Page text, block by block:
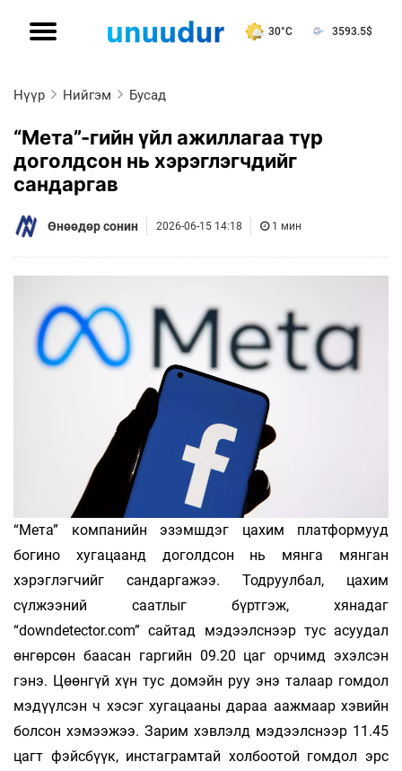
30°C 3593.5$
Нүүр Нийгэм Бусад
“Мета”-гийн үйл ажиллагаа түр
доголдсон нь хэрэглэгчдийг
сандаргав
Өнөөдөр сонин 2026-06-15 14:18 1 мин
“Мета” компанийн эзэмшдэг цахим платформууд
богино хугацаанд доголдсон нь мянга мянган
хэрэглэгчийг сандаргажээ. Тодруулбал, цахим
сүлжээний саатлыг бүртгэж, хянадаг
“downdetector.com” сайтад мэдээлснээр тус асуудал
өнгөрсөн баасан гаргийн 09.20 цаг орчимд эхэлсэн
гэнэ. Цөөнгүй хүн тус домэйн руу энэ талаар гомдол
мэдүүлсэн ч хэсэг хугацааны дараа аажмаар хэвийн
болсон хэмээжээ. Зарим хэвлэлд мэдээлснээр 11.45
цагт фэйсбүүк, инстаграмтай холбоотой гомдол эрс